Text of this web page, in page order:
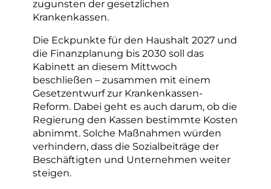
zugunsten der gesetzlichen
Krankenkassen.
Die Eckpunkte für den Haushalt 2027 und
die Finanzplanung bis 2030 soll das
Kabinett an diesem Mittwoch
beschließen – zusammen mit einem
Gesetzentwurf zur Krankenkassen-
Reform. Dabei geht es auch darum, ob die
Regierung den Kassen bestimmte Kosten
abnimmt. Solche Maßnahmen würden
verhindern, dass die Sozialbeiträge der
Beschäftigten und Unternehmen weiter
steigen.